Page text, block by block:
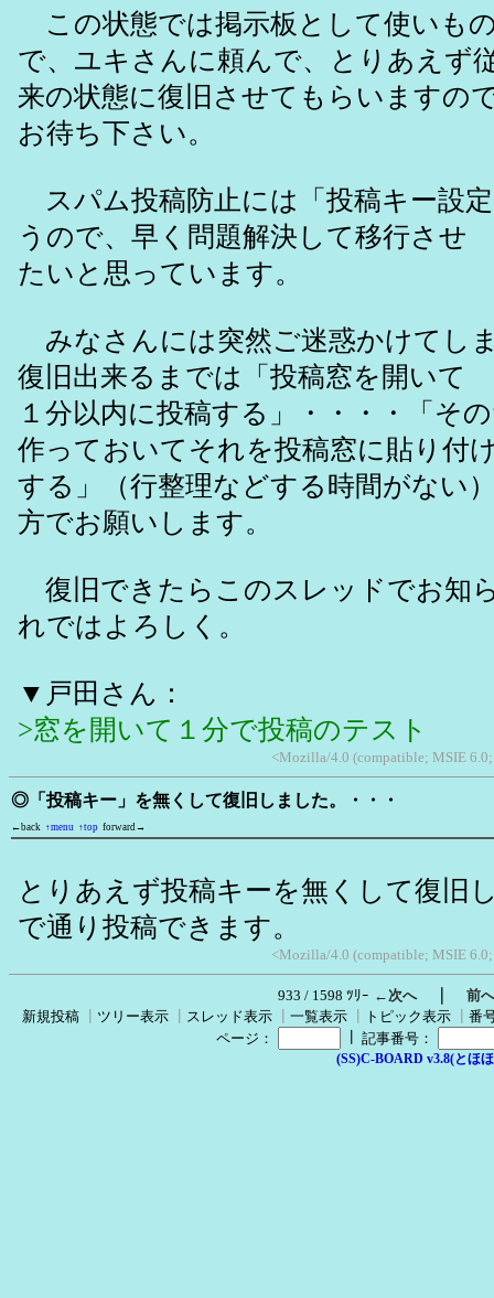
この状態では掲示板として使いも
で、ユキさんに頼んで、とりあえず
来の状態に復旧させてもらいますの
お待ち下さい。
スパム投稿防止には「投稿キー設
うので、早く問題解決して移行させ
たいと思っています。
みなさんには突然ご迷惑かけてし
復旧出来るまでは「投稿窓を開いて
１分以内に投稿する」・・・・「そ
作っておいてそれを投稿窓に貼り付
する」（行整理などする時間がない
方でお願いします。
復旧できたらこのスレッドでお知
れではよろしく。
▼戸田さん：
>窓を開いて１分で投稿のテスト
<Mozilla/4.0 (compatible; MSIE
◎「投稿キー」を無くして復旧しました。・・・
←back ↑menu ↑top forward→
とりあえず投稿キーを無くして復旧
で通り投稿できます。
<Mozilla/4.0 (compatible; MSIE
933 / 1598 ﾂﾘｰ ←次へ｜ 前
新規投稿
ツリー表示 スレッド表示 一覧表示 トピック表示
番
ページ：
記事番号：
(SS)C-BOARD v3.8(とほ